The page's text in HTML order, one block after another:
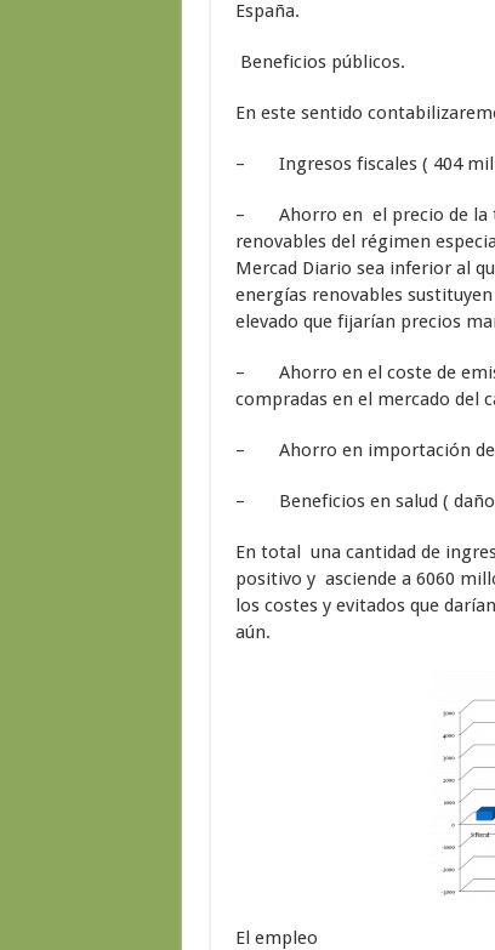
España.
Beneficios públicos.
En este sentido
– Ingresos fiscales ( 404
– Ahorro en el precio de la
renovables del régimen
Mercad Diario sea inferior al
energías renovables
elevado que fijarían precios
– Ahorro en el coste de
compradas en el mercado del
– Ahorro en importación de
– Beneficios en salud (
En total una cantidad de
positivo y asciende a 6060
los costes y evitados que
aún.
El empleo